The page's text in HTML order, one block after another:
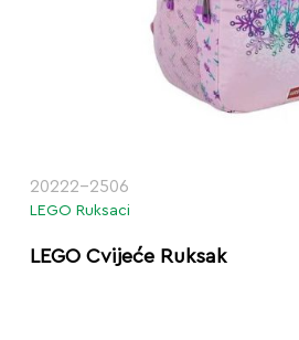
20222-2506
LEGO Ruksaci
LEGO Cvijeće Ruksak